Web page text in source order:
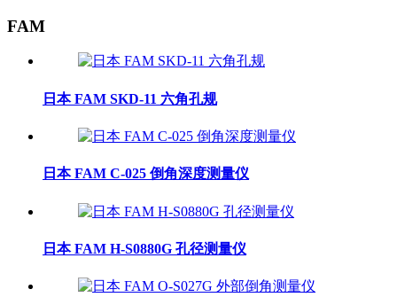
FAM
日本 FAM SKD-11 六角孔规
日本 FAM C-025 倒角深度测量仪
日本 FAM H-S0880G 孔径测量仪